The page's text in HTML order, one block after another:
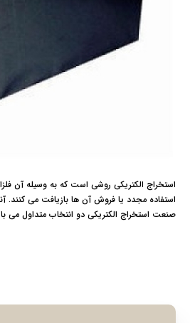
استخراج الکتریکی روشی است که به وسیله آن
صنعت استخراج الکتریکی دو انتخاب متداول می